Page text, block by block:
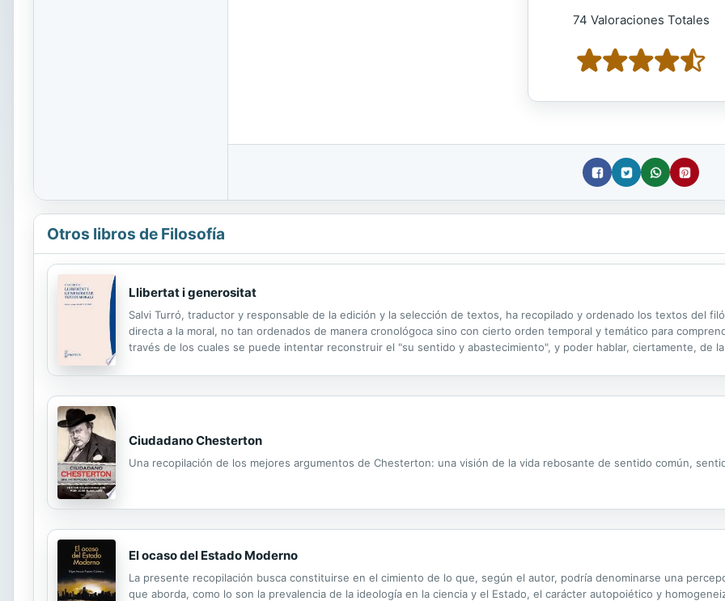
74 Valoraciones Totales
Otros libros de Filosofía
Llibertat i generositat
Salvi Turró, traductor y responsable de la edición y la selección de textos, ha recopilado y ordenado los textos del
directa a la moral, no tan ordenados de manera cronológoca sino con cierto orden temporal y temático para
través de los cuales se puede intentar reconstruir el "su sentido y abastecimiento", y poder hablar, ciertamente, de
Ciudadano Chesterton
Una recopilación de los mejores argumentos de Chesterton: una visión de la vida rebosante de sentido común,
El ocaso del Estado Moderno
La presente recopilación busca constituirse en el cimiento de lo que, según el autor, podría denominarse una
que aborda, como lo son la prevalencia de la ideología en la ciencia y el Estado, el carácter autopoiético y